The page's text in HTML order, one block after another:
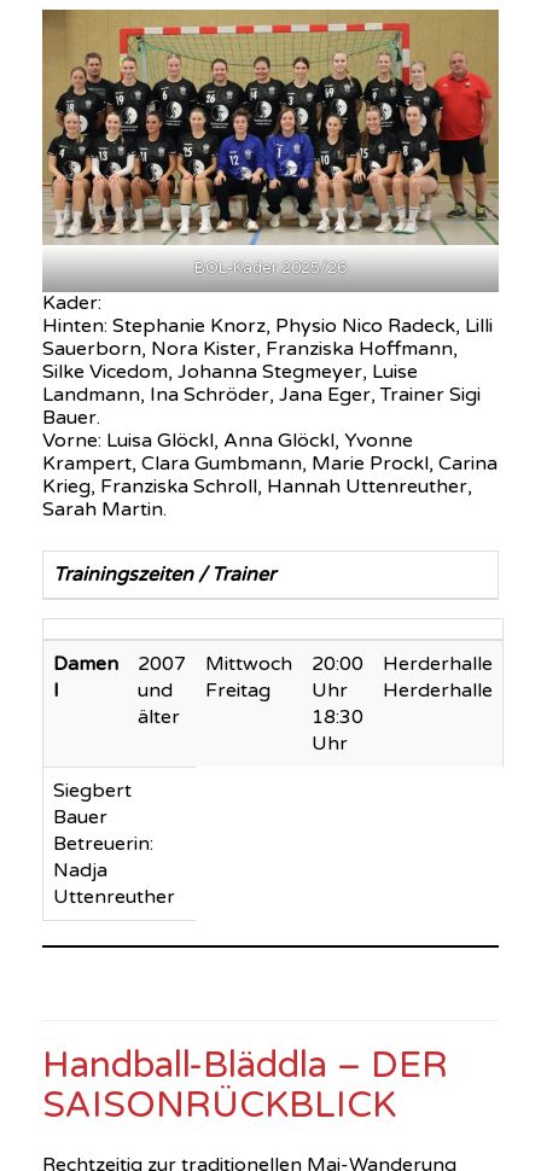
BOL-Kader 2025/26
Kader:
Hinten: Stephanie Knorz, Physio Nico Radeck, Lilli
Sauerborn, Nora Kister, Franziska Hoffmann,
Silke Vicedom, Johanna Stegmeyer, Luise
Landmann, Ina Schröder, Jana Eger, Trainer Sigi
Bauer.
Vorne: Luisa Glöckl, Anna Glöckl, Yvonne
Krampert, Clara Gumbmann, Marie Prockl, Carina
Krieg, Franziska Schroll, Hannah Uttenreuther,
Sarah Martin.
Trainingszeiten / Trainer
Damen
I
2007
und
älter
Mittwoch
Freitag
20:00
Uhr
18:30
Uhr
Herderhalle
Herderhalle
Siegbert
Bauer
Betreuerin:
Nadja
Uttenreuther
Handball-Bläddla – DER
SAISONRÜCKBLICK
Rechtzeitig zur traditionellen Mai-Wanderung